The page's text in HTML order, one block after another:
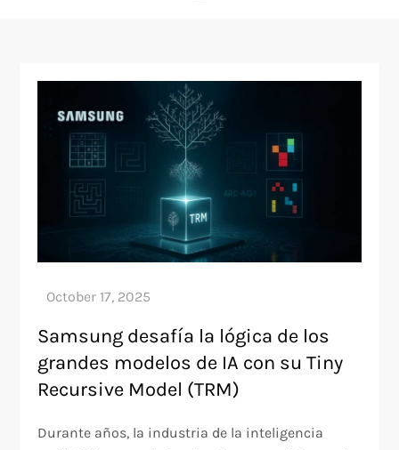
Samsung desafía la lógica de los
grandes modelos de IA con su Tiny
Recursive Model (TRM)
Durante años, la industria de la inteligencia